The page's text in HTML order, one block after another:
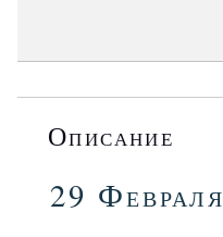
Описание
29 Февраля